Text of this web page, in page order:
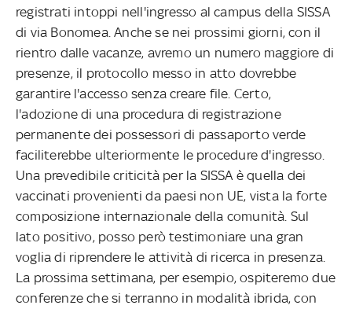
registrati intoppi nell'ingresso al campus della SISSA
di via Bonomea. Anche se nei prossimi giorni, con il
rientro dalle vacanze, avremo un numero maggiore di
presenze, il protocollo messo in atto dovrebbe
garantire l'accesso senza creare file. Certo,
l'adozione di una procedura di registrazione
permanente dei possessori di passaporto verde
faciliterebbe ulteriormente le procedure d'ingresso.
Una prevedibile criticità per la SISSA è quella dei
vaccinati provenienti da paesi non UE, vista la forte
composizione internazionale della comunità. Sul
lato positivo, posso però testimoniare una gran
voglia di riprendere le attività di ricerca in presenza.
La prossima settimana, per esempio, ospiteremo due
conferenze che si terranno in modalità ibrida, con